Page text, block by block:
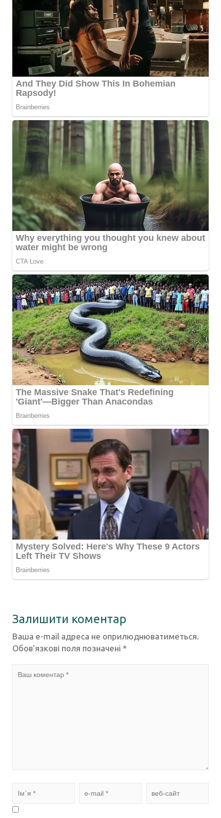
Залишити коментар
Ваша e-mail адреса не оприлюднюватиметься.
Обов’язкові поля позначені *